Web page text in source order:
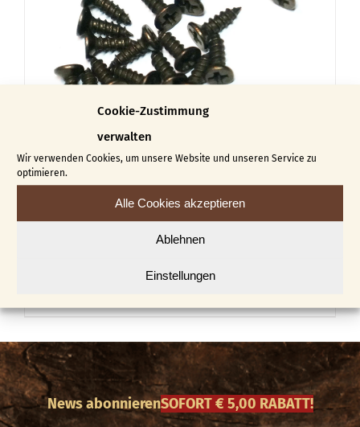
Cookie-Zustimmung
verwalten
Wir verwenden Cookies, um unsere Website und unseren Service zu
optimieren.
Alle Cookies akzeptieren
Ablehnen
Einstellungen
Optionen
können
auf
der
Produktseite
gewählt
Flachkopfschrauben
Produkt
weist
mehrere
Varianten
auf.
News abonnierenSOFORT € 5,00 RABATT!